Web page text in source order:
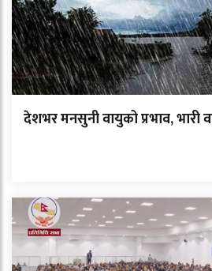
देशभर मनसुनी वायुको प्रभाव, भारी